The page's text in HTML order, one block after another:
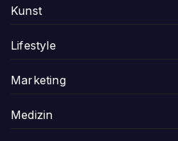
Kunst
Lifestyle
Marketing
Medizin